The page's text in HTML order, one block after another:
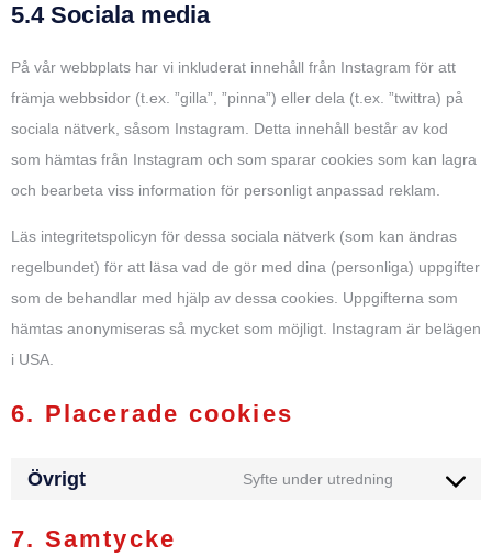
5.4 Sociala media
På vår webbplats har vi inkluderat innehåll från Instagram för att
främja webbsidor (t.ex. ”gilla”, ”pinna”) eller dela (t.ex. ”twittra) på
sociala nätverk, såsom Instagram. Detta innehåll består av kod
som hämtas från Instagram och som sparar cookies som kan lagra
och bearbeta viss information för personligt anpassad reklam.
Läs integritetspolicyn för dessa sociala nätverk (som kan ändras
regelbundet) för att läsa vad de gör med dina (personliga) uppgifter
som de behandlar med hjälp av dessa cookies. Uppgifterna som
hämtas anonymiseras så mycket som möjligt. Instagram är belägen
i USA.
6. Placerade cookies
Övrigt Syfte under utredning
7. Samtycke